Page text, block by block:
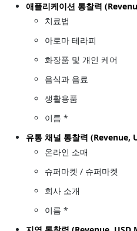
애플리케이션 통찰력
치료법
아로마 테라피
화장품 및 개인 케어
음식과 음료
생활용품
이름 *
유통 채널 통찰력 (Revenue,
온라인 소매
슈퍼마켓 / 슈퍼마켓
회사 소개
이름 *